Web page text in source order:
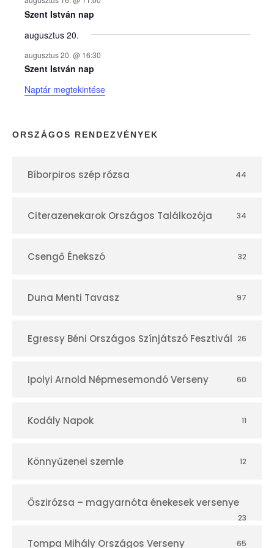
e
k
n
a
p
r
Szent István nap
augusztus 20.
augusztus 20. @ 16:30
Szent István nap
Naptár megtekintése
ORSZÁGOS RENDEZVÉNYEK
Bíborpiros szép rózsa 44
Citerazenekarok Országos Találkozója 34
Csengő Énekszó 32
Duna Menti Tavasz 97
Egressy Béni Országos Színjátszó Fesztivál 26
Ipolyi Arnold Népmesemondó Verseny 60
Kodály Napok 11
Könnyűzenei szemle 12
Őszirózsa – magyarnóta énekesek versenye
23
Tompa Mihály Országos Verseny 65